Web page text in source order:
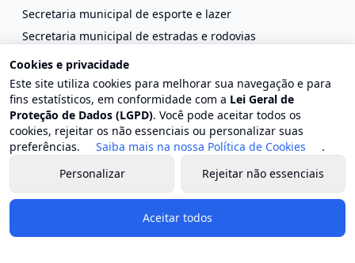
Secretaria municipal de esporte e lazer
Secretaria municipal de estradas e rodovias
Secretaria municipal de fazenda e planejamento
Secretaria municipal de gestão patrimonial
Secretaria municipal de habitação
Secretaria municipal de indústria, comércio e turismo
Secretaria municipal do ambiente
Secretaria municipal de obras
Secretaria municipal de saúde
Secretaria municipal de serviços públicos
Secretaria municipal de transporte
Cookies e privacidade
Este site utiliza cookies para melhorar sua navegação e para
fins estatísticos, em conformidade com a Lei Geral de
Proteção de Dados (LGPD). Você pode aceitar todos os
cookies, rejeitar os não essenciais ou personalizar suas
preferências.
Saiba mais na nossa Política de Cookies
.
Personalizar
Rejeitar não essenciais
Aceitar todos